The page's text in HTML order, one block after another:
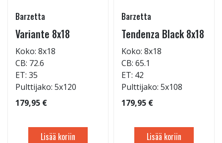
Barzetta
Variante 8x18
Koko: 8x18
CB: 72.6
ET: 35
Pulttijako: 5x120
179,95 €
Lisää koriin
Barzetta
Tendenza Black 8x18
Koko: 8x18
CB: 65.1
ET: 42
Pulttijako: 5x108
179,95 €
Lisää koriin